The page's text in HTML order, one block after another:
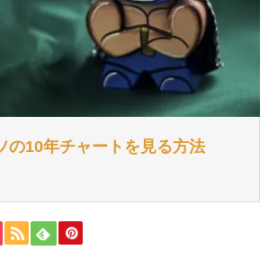
の10年チャートを見る方法